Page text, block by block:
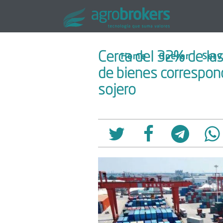
Home Operar
Cerca del 32% de
de bienes
sojero